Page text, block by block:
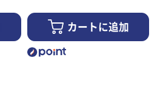
カートに追加